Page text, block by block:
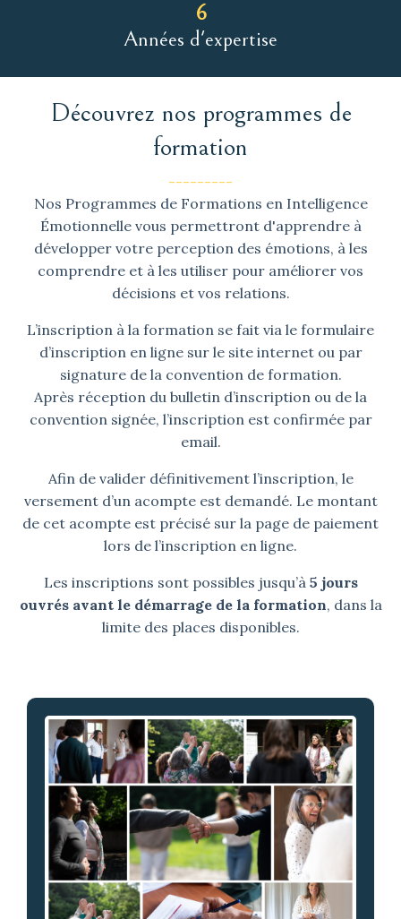
6
Années d'expertise
Découvrez nos programmes de
formation
---------
Nos Programmes de Formations en Intelligence
Émotionnelle vous permettront d'apprendre à
développer votre perception des émotions, à les
comprendre et à les utiliser pour améliorer vos
décisions et vos relations.
L’inscription à la formation se fait via le formulaire
d’inscription en ligne sur le site internet ou par
signature de la convention de formation.
Après réception du bulletin d’inscription ou de la
convention signée, l’inscription est confirmée par
email.
Afin de valider définitivement l’inscription, le
versement d’un acompte est demandé. Le montant
de cet acompte est précisé sur la page de paiement
lors de l’inscription en ligne.
Les inscriptions sont possibles jusqu’à 5 jours
ouvrés avant le démarrage de la formation, dans la
limite des places disponibles.